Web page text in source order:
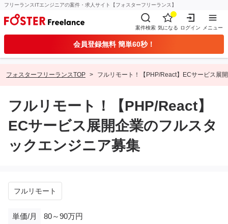
フリーランスITエンジニアの案件・求人サイト【フォスターフリーランス】
案件検索 気になる ログイン メニュー
会員登録無料 簡単60秒！
フォスターフリーランスTOP フルリモート！【PHP/React】ECサービス展
フルリモート！【PHP/React】
ECサービス展開企業のフルスタ
ックエンジニア募集
フルリモート
単価/月 80～90万円